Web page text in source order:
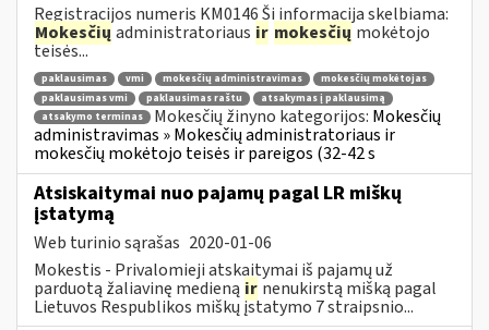
Registracijos numeris KM0146 Ši informacija skelbiama:
Mokesčių administratoriaus ir mokesčių mokėtojo
teisės...
paklausimas vmi mokesčių administravimas
mokesčių mokėtojas
paklausimas vmi
paklausimas raštu
atsakymas į paklausimą
atsakymo terminas
Mokesčių žinyno kategorijos: Mokesčių
administravimas » Mokesčių administratoriaus ir
mokesčių mokėtojo teisės ir pareigos (32-42 s
Atsiskaitymai nuo pajamų pagal LR miškų
įstatymą
Web turinio sąrašas 2020-01-06
Mokestis - Privalomieji atskaitymai iš pajamų už
parduotą žaliavinę medieną ir nenukirstą mišką pagal
Lietuvos Respublikos miškų įstatymo 7 straipsnio...